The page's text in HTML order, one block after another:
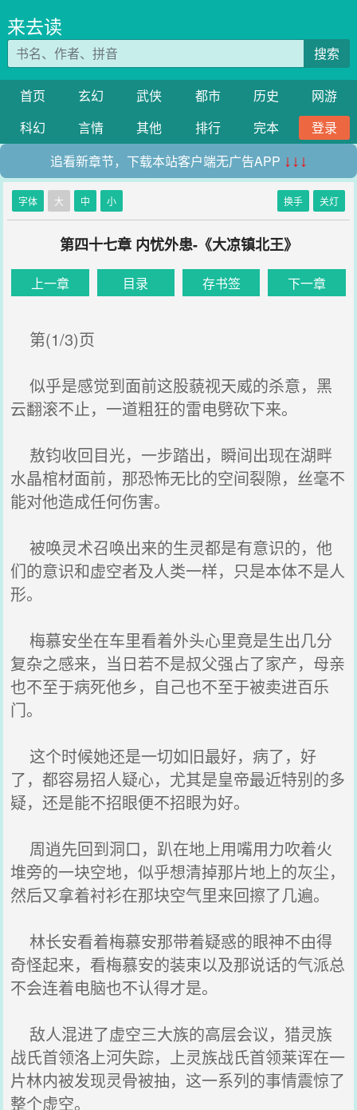
来去读
搜索
首页 玄幻 武侠 都市 历史
网游
科幻
言情 其他 排行 完本
登录
追看新章节，下载本站客户端无广告APP ↓↓↓
字体 大 中 小 换手 关灯
第四十七章 内忧外患-《大凉镇北王》
上一章 目录 存书签 下一章
第(1/3)页
似乎是感觉到面前这股藐视天威的杀意，黑
云翻滚不止，一道粗狂的雷电劈砍下来。
敖钧收回目光，一步踏出，瞬间出现在湖畔
水晶棺材面前，那恐怖无比的空间裂隙，丝毫不
能对他造成任何伤害。
被唤灵术召唤出来的生灵都是有意识的，他
们的意识和虚空者及人类一样，只是本体不是人
形。
梅慕安坐在车里看着外头心里竟是生出几分
复杂之感来，当日若不是叔父强占了家产，母亲
也不至于病死他乡，自己也不至于被卖进百乐
门。
这个时候她还是一切如旧最好，病了，好
了，都容易招人疑心，尤其是皇帝最近特别的多
疑，还是能不招眼便不招眼为好。
周逍先回到洞口，趴在地上用嘴用力吹着火
堆旁的一块空地，似乎想清掉那片地上的灰尘，
然后又拿着衬衫在那块空气里来回擦了几遍。
林长安看着梅慕安那带着疑惑的眼神不由得
奇怪起来，看梅慕安的装束以及那说话的气派总
不会连着电脑也不认得才是。
敌人混进了虚空三大族的高层会议，猎灵族
战氏首领洛上河失踪，上灵族战氏首领莱诨在一
片林内被发现灵骨被抽，这一系列的事情震惊了
整个虚空。